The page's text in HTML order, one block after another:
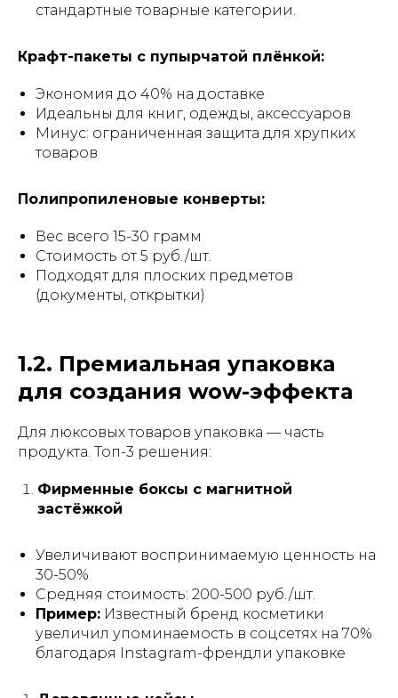
стандартные товарные категории.
Крафт-пакеты с пупырчатой плёнкой:
Экономия до 40% на доставке
Идеальны для книг, одежды, аксессуаров
Минус: ограниченная защита для хрупких
товаров
Полипропиленовые конверты:
Вес всего 15-30 грамм
Стоимость от 5 руб./шт.
Подходят для плоских предметов
(документы, открытки)
1.2. Премиальная упаковка
для создания wow-эффекта
Для люксовых товаров упаковка — часть
продукта. Топ-3 решения:
Фирменные боксы с магнитной
застёжкой
Увеличивают воспринимаемую ценность на
30-50%
Средняя стоимость: 200-500 руб./шт.
Пример: Известный бренд косметики
увеличил упоминаемость в соцсетях на 70%
благодаря Instagram-френдли упаковке